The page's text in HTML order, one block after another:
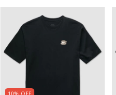
10% OFF